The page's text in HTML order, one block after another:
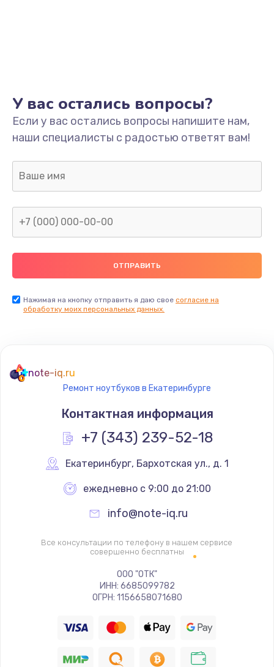
Замена видеочипа
2990 руб.
Заказать
Настройка BIOS
1025 руб.
Заказать
Чистка от пыли
660 руб.
Заказать
Замена южного моста
1490 руб.
Заказать
Замена материнской платы
Заказать
У вас остались вопросы?
Если у вас остались вопросы напишите нам,
наши специалисты с радостью ответят вам!
Нажимая на кнопку отправить я даю свое согласие на
обработку моих персональных данных.
note-iq.ru
Ремонт ноутбуков в Екатеринбурге
Контактная информация
+7 (343) 239-52-18
Екатеринбург, Бархотская ул., д. 1
ежедневно с 9:00 до 21:00
info@note-iq.ru
Все консультации по телефону в нашем сервисе
совершенно бесплатны
ООО "ОТК"
ИНН: 6685099782
ОГРН: 1156658071680